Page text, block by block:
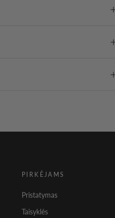
PIRKĖJAMS
Pristatymas
Taisyklės